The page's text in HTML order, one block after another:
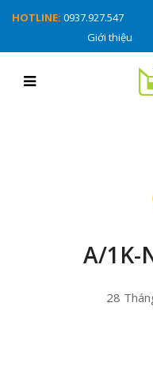
HOTLINE: 0937.927.547
Giới thiệu
A/1K-
28